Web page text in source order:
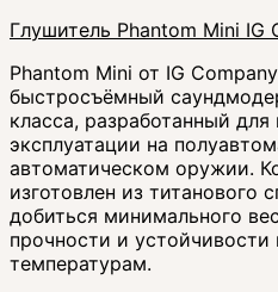
Глушитель Phantom Mini IG
Phantom Mini от IG
быстросъёмный
класса, разработанный для
эксплуатации на
автоматическом оружии.
изготовлен из титанового
добиться минимального
прочности и
температурам.